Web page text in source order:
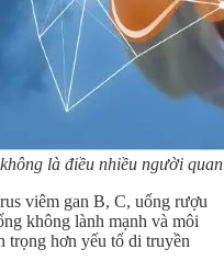
là điều nhiều người
viêm gan B, C, uống rượu
không lành mạnh và môi
trọng hơn yếu tố di truyền